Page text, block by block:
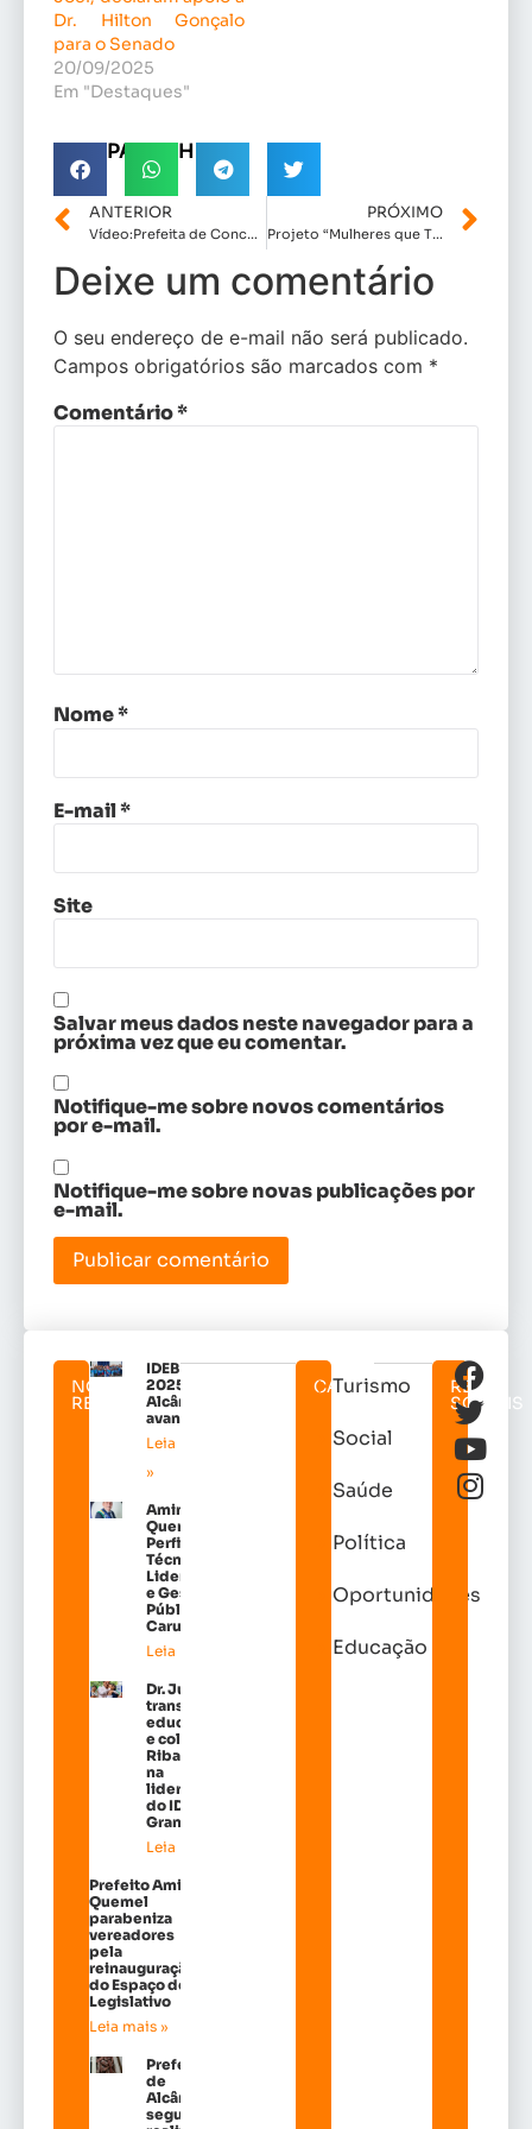
Dr. Hilton Gonçalo
para o Senado
20/09/2025
Em "Destaques"
COMPARTILHE!
ANTERIOR
Vídeo:Prefeita de Conceição do Lago- Açu ( Professora Cici) assina termo de adesão dos Jogos Escolares Maranhense
PRÓXIMO
Projeto “Mulheres que Transformam”, de autoria da deputada Detinha, capacita empreendedoras com curso de marketing digital
Deixe um comentário
O seu endereço de e-mail não será publicado.
Campos obrigatórios são marcados com *
Comentário*
Nome*
E-mail*
Site
Salvar meus dados neste navegador para a
próxima vez que eu comentar.
Notifique-me sobre novos comentários
por e-mail.
Notifique-me sobre novas publicações por
e-mail.
NOTICIAS
RELACIONADAS
IDEB
2025:
Alcântara
avançou!
Leia mais
»
Amin
Quemel:
Perfil
Técnico de
Liderança
e Gestão
Pública em
Carutapera
Leia mais »
Dr. Julinho
transforma
educação
e coloca
Ribamar
na
liderança
do IDEB na
Grande Ilh
Leia mais »
Prefeito Amin
Quemel
parabeniza
vereadores
pela
reinauguração
do Espaço do
Legislativo
Leia mais »
Prefeitura
de
Alcântara
segue
CATEGORIAS
Turismo
Social
Saúde
Política
Oportunidades
Educação
REDES
SOCIAIS